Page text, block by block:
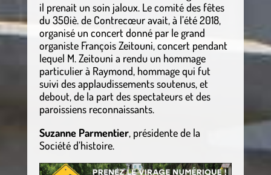
il prenait un soin jaloux. Le comité des fêtes
du 350iè. de Contrecœur avait, à l’été 2018,
organisé un concert donné par le grand
organiste François Zeitouni, concert pendant
lequel M. Zeitouni a rendu un hommage
particulier à Raymond, hommage qui fut
suivi des applaudissements soutenus, et
debout, de la part des spectateurs et des
paroissiens reconnaissants.
Suzanne Parmentier, présidente de la
Société d’histoire.